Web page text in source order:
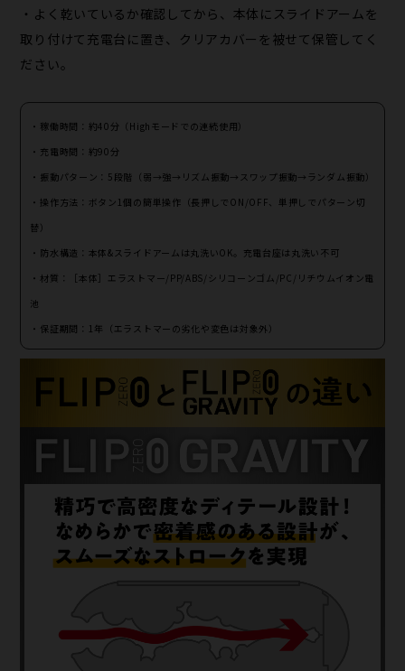
・よく乾いているか確認してから、本体にスライドアームを
取り付けて充電台に置き、クリアカバーを被せて保管してく
ださい。
・稼働時間：約40分（Highモードでの連続使用）
・充電時間：約90分
・振動パターン：5段階（弱→強→リズム振動→スワップ振動→ランダム振動）
・操作方法：ボタン1個の簡単操作（長押しでON/OFF、単押しでパターン切
替）
・防水構造：本体&スライドアームは丸洗いOK。充電台座は丸洗い不可
・材質：［本体］エラストマー/PP/ABS/シリコーンゴム/PC/リチウムイオン電
池
・保証期間：1年（エラストマーの劣化や変色は対象外）